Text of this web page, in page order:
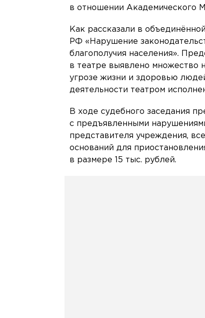
в отношении Академического
Как рассказали в
РФ «Нарушение
благополучия населения».
в театре выявлено множество
угрозе жизни и здоровью
деятельности театром
В ходе судебного заседания
с предъявленными
представителя учреждения,
оснований для
в размере 15 тыс. рублей.